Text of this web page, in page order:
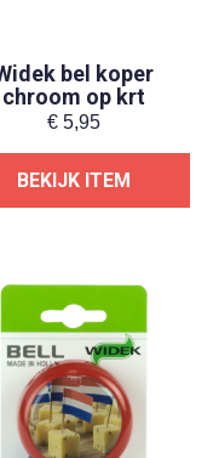
bel koper
chroom op krt
€ 5,95
BEKIJK ITEM